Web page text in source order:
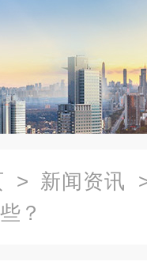
> 新闻资讯
？